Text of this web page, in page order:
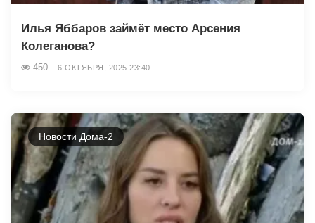
Илья Яббаров займёт место Арсения
Колеганова?
450 6 ОКТЯБРЯ, 2025 23:40
Новости Дома-2